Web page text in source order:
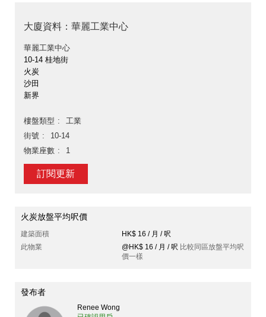
大廈資料：華麗工業中心
華麗工業中心
10-14 桂地街
火炭
沙田
新界
樓盤類型
工業
街號
10-14
物業座數
1
訂閱更新
火炭放盤平均呎價
建築面積
HK$ 16 / 月 / 呎
此物業
@HK$ 16 / 月 / 呎 比較同區放盤平均呎
價一樣
發布者
Renee Wong